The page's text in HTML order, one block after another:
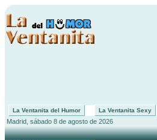
La Ventanita del Humor La Ventanita Sexy
Madrid, sábado 8 de agosto de 2026